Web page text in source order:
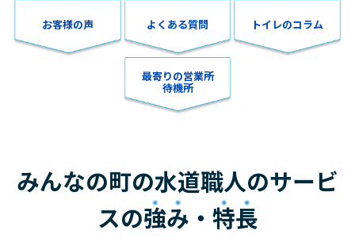
お客様の声 よくある質問 トイレのコラム
最寄りの営業所
待機所
みんなの町の水道職人のサービ
スの強み ・ 特長